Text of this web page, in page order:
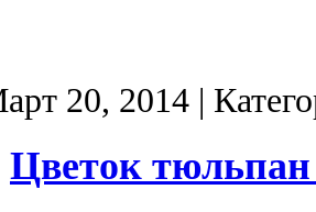
20, 2014|
Цветок